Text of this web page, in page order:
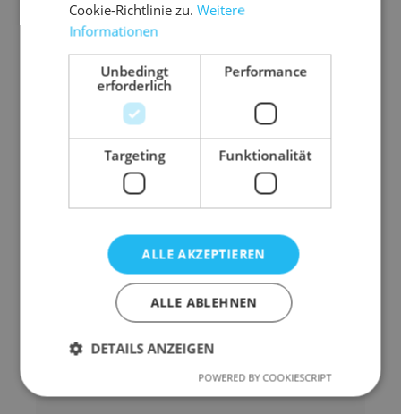
Ansprechpartner:in
Nora Sczepanski
+49 35341 48-280
Bewerbungsanschrift
REISS Büromöbel GmbH
Personalabteilung
Südring 6
04924 Bad Liebenwerda
bewerbung@reiss-bueromoebel.de
Cookie-Richtlinie zu.Weitere
Informationen
Unbedingt
erforderlich
Performance
Targeting Funktionalität
ALLE AKZEPTIEREN
ALLE ABLEHNEN
DETAILS ANZEIGEN
POWERED BY COOKIESCRIPT